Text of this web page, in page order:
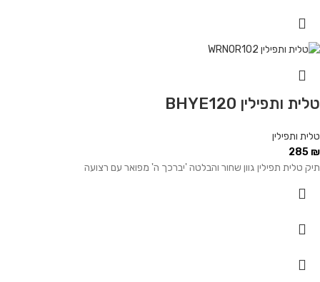
טלית ותפילין BHYE120
טלית ותפילין
285₪
תיק טלית תפילין גוון שחור והבלטה 'יברכך ה' מפואר עם רצועה